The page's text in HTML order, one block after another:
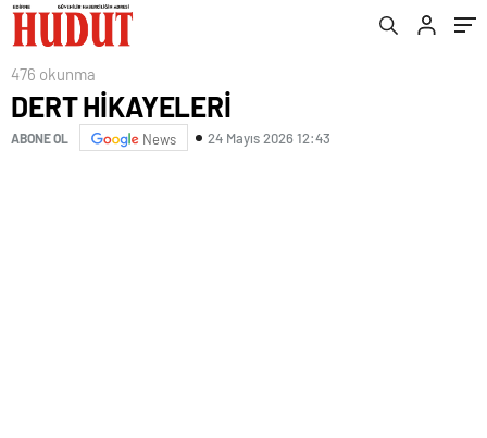
476 okunma
DERT HİKAYELERİ
ABONE OL News 24 Mayıs 2026 12:43